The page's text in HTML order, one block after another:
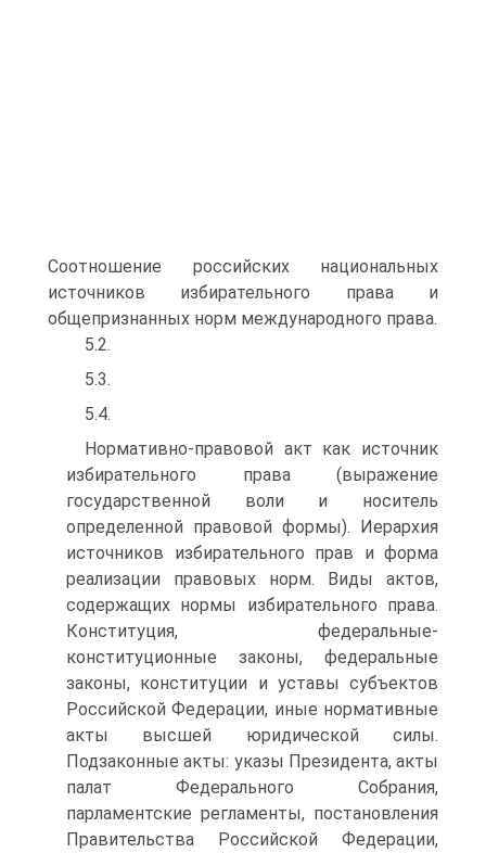
Соотношение российских национальных
источников избирательного права и
общепризнанных норм международного права.
5.2.
5.3.
5.4.
Нормативно-правовой акт как источник
избирательного права (выражение
государственной воли и носитель
определенной правовой формы). Иерархия
источников избирательного прав и форма
реализации правовых норм. Виды актов,
содержащих нормы избирательного права.
Конституция, федеральные-
конституционные законы, федеральные
законы, конституции и уставы субъектов
Российской Федерации, иные нормативные
акты высшей юридической силы.
Подзаконные акты: указы Президента, акты
палат Федерального Собрания,
парламентские регламенты, постановления
Правительства Российской Федерации,